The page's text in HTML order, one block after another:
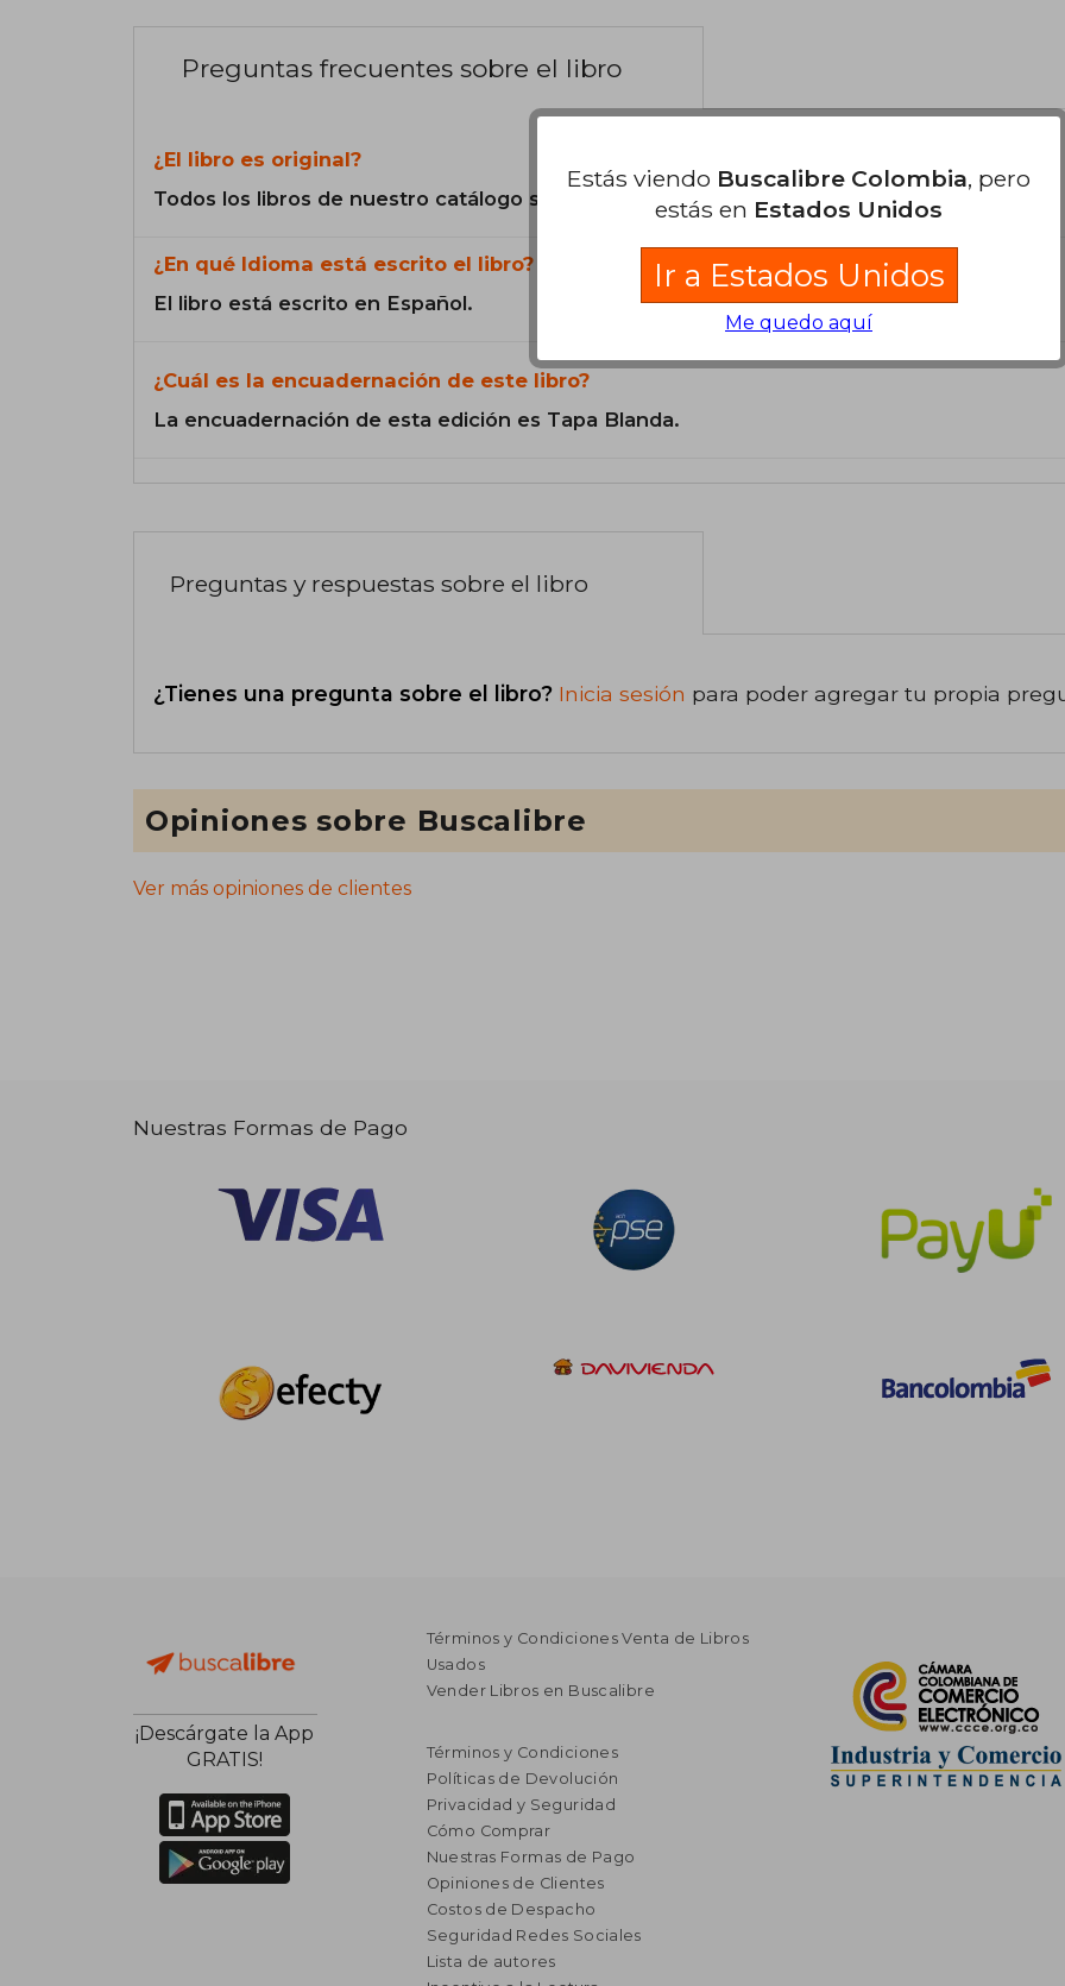
Preguntas frecuentes sobre el libro
¿El libro es original?
Todos los libros de nuestro catálogo son Originales.
¿En qué Idioma está escrito el libro?
El libro está escrito en Español.
¿Cuál es la encuadernación de este libro?
La encuadernación de esta edición es Tapa Blanda.
Preguntas y respuestas sobre el libro
¿Tienes una pregunta sobre el libro? Inicia sesión para poder agregar tu propia
Opiniones sobre Buscalibre
Ver más opiniones de clientes
Nuestras Formas de Pago
¡Descárgate la App
GRATIS!
Términos y Condiciones Venta de Libros
Usados
Vender Libros en Buscalibre
Términos y Condiciones
Políticas de Devolución
Privacidad y Seguridad
Cómo Comprar
Nuestras Formas de Pago
Opiniones de Clientes
Costos de Despacho
Seguridad Redes Sociales
Lista de autores
Estás viendo Buscalibre Colombia, pero
estás en Estados Unidos
Ir a Estados Unidos
Me quedo aquí